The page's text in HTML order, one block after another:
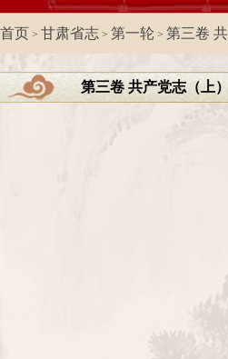
首页 > 甘肃省志 > 第一轮 > 第三卷
第三卷 共产党志（上）